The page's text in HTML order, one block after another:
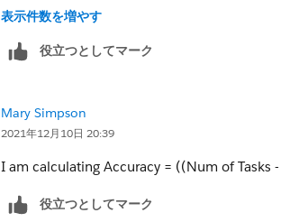
Thanks
表示件数を増やす
役立つとしてマーク
Mary Simpson
2021年12月10日 20:39
I am calculating Accuracy = ((Num of Tasks
役立つとしてマーク